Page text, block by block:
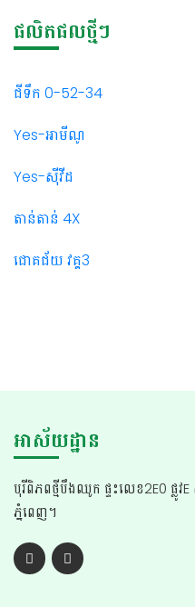
ផលិតផលថ្មីៗ
ជីទឹក 0-52-34
Yes-អាមីណូ
Yes-សុីវីដ
តាន់តាន់ 4X
ជោគជ័យ វគ្គ3
អាស័យដ្ឋាន
បុរីពិភពថ្មីបឹងឈូក ផ្ទះលេខ2E0 ផ្លូវ
ភ្នំពេញ។